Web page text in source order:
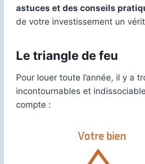
astuces et des conseils
de votre investissement un
Le triangle de feu
Pour louer toute l’année, il y a
incontournables et
compte :